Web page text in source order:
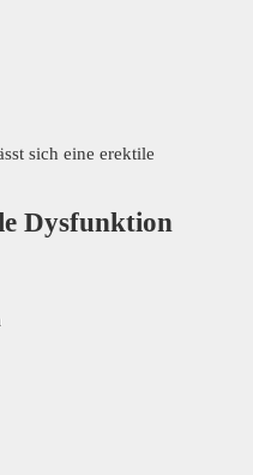
sich eine erektile
Dysfunktion